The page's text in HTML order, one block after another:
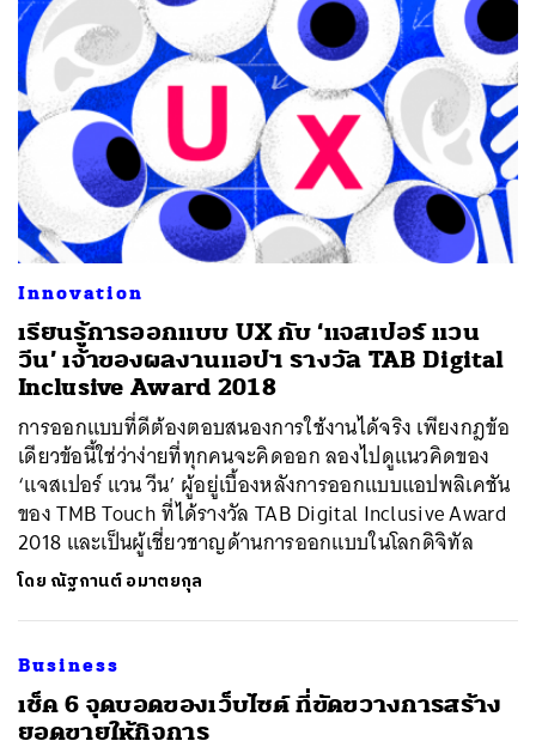
Innovation
เรียนรู้การออกแบบ UX กับ ‘แจสเปอร์ แวน
วีน’ เจ้าของผลงานแอปฯ รางวัล TAB Digital
Inclusive Award 2018
การออกแบบที่ดีต้องตอบสนองการใช้งานได้จริง เพียงกฎข้อ
เดียวข้อนี้ใช่ว่าง่ายที่ทุกคนจะคิดออก ลองไปดูแนวคิดของ
‘แจสเปอร์ แวน วีน’ ผู้อยู่เบื้องหลังการออกแบบแอปพลิเคชัน
ของ TMB Touch ที่ได้รางวัล TAB Digital Inclusive Award
2018 และเป็นผู้เชี่ยวชาญด้านการออกแบบในโลกดิจิทัล
โดย ณัฐกานต์ อมาตยกุล
Business
เช็ค 6 จุดบอดของเว็บไซต์ ที่ขัดขวางการสร้าง
ยอดขายให้กิจการ
ค้นหา
SHARE TWEET